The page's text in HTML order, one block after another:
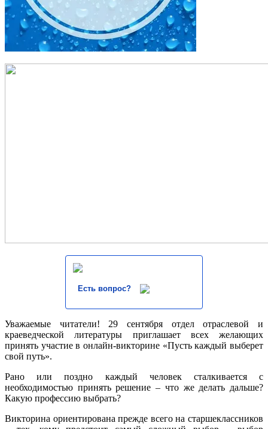
Есть вопрос?
Уважаемые читатели! 29 сентября отдел отраслевой и
краеведческой литературы приглашает всех желающих
принять участие в онлайн-викторине «Пусть каждый выберет
свой путь».
Рано или поздно каждый человек сталкивается с
необходимостью принять решение – что же делать дальше?
Какую профессию выбрать?
Викторина ориентирована прежде всего на старшеклассников